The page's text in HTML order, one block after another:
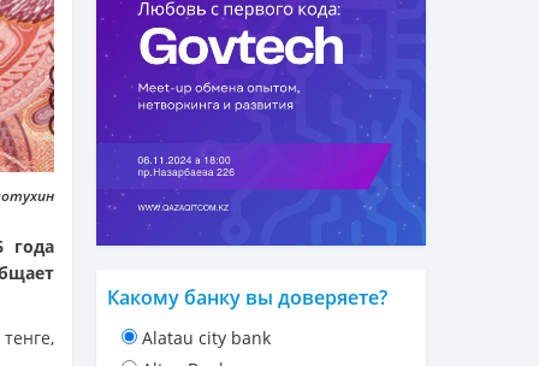
года
Какому банку вы доверяете?
Alatau city bank